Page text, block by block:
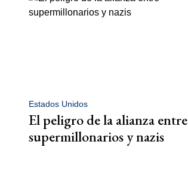
Estados Unidos
El peligro de la alianza entre
supermillonarios y nazis